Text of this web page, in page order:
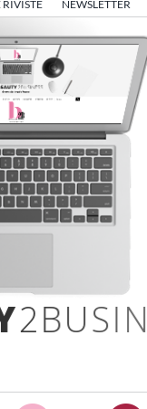
RIVISTE NEWSLETTER
2BUSINE